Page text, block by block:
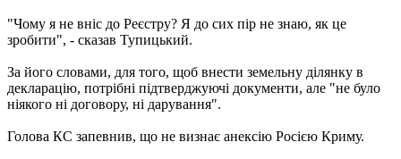
"Чому я не вніс до Реєстру? Я до сих пір не знаю, як це
зробити", - сказав Тупицький.
За його словами, для того, щоб внести земельну ділянку в
декларацію, потрібні підтверджуючі документи, але "не було
ніякого ні договору, ні дарування".
Голова КС запевнив, що не визнає анексію Росією Криму.